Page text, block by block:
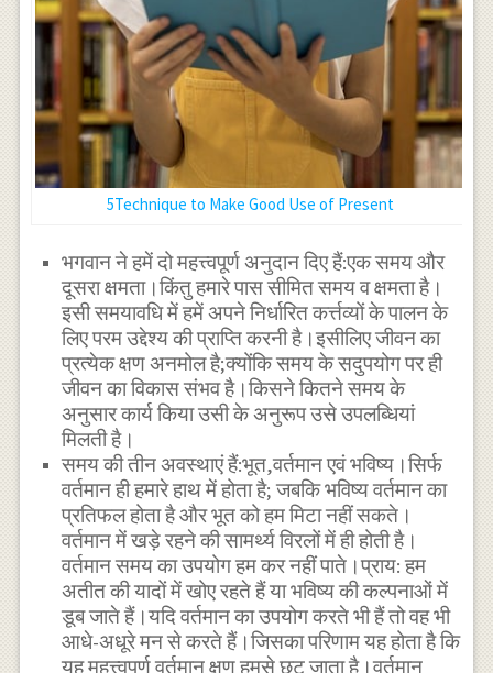
5Technique to Make Good Use of Present
भगवान ने हमें दो महत्त्वपूर्ण अनुदान दिए हैं:एक समय और
दूसरा क्षमता।किंतु हमारे पास सीमित समय व क्षमता है।
इसी समयावधि में हमें अपने निर्धारित कर्त्तव्यों के पालन के
लिए परम उद्देश्य की प्राप्ति करनी है।इसीलिए जीवन का
प्रत्येक क्षण अनमोल है;क्योंकि समय के सदुपयोग पर ही
जीवन का विकास संभव है।किसने कितने समय के
अनुसार कार्य किया उसी के अनुरूप उसे उपलब्धियां
मिलती है।
समय की तीन अवस्थाएं हैं:भूत,वर्तमान एवं भविष्य।सिर्फ
वर्तमान ही हमारे हाथ में होता है; जबकि भविष्य वर्तमान का
प्रतिफल होता है और भूत को हम मिटा नहीं सकते।
वर्तमान में खड़े रहने की सामर्थ्य विरलों में ही होती है।
वर्तमान समय का उपयोग हम कर नहीं पाते।प्राय: हम
अतीत की यादों में खोए रहते हैं या भविष्य की कल्पनाओं में
डूब जाते हैं।यदि वर्तमान का उपयोग करते भी हैं तो वह भी
आधे-अधूरे मन से करते हैं।जिसका परिणाम यह होता है कि
यह महत्त्वपूर्ण वर्तमान क्षण हमसे छूट जाता है।वर्तमान